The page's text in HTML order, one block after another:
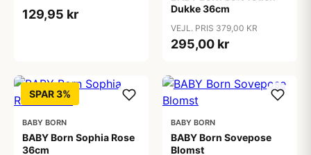
129,95 kr
Dukke 36cm
VEJL. PRIS 379,00 KR
295,00 kr
SPAR 3%
BABY BORN
BABY Born Sophia Rose
36cm
BABY BORN
BABY Born Sovepose
Blomst